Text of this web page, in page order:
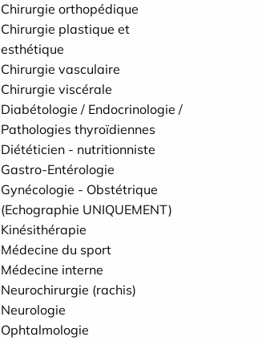
Chirurgie orthopédique
Chirurgie plastique et
esthétique
Chirurgie vasculaire
Chirurgie viscérale
Diabétologie / Endocrinologie /
Pathologies thyroïdiennes
Diététicien - nutritionniste
Gastro-Entérologie
Gynécologie - Obstétrique
(Echographie UNIQUEMENT)
Kinésithérapie
Médecine du sport
Médecine interne
Neurochirurgie (rachis)
Neurologie
Ophtalmologie